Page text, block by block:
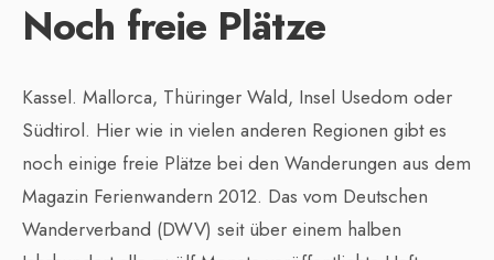
Noch freie Plätze
Kassel. Mallorca, Thüringer Wald, Insel Usedom oder
Südtirol. Hier wie in vielen anderen Regionen gibt es
noch einige freie Plätze bei den Wanderungen aus dem
Magazin Ferienwandern 2012. Das vom Deutschen
Wanderverband (DWV) seit über einem halben